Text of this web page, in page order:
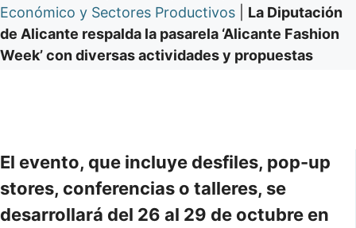
Económico y Sectores Productivos
La Diputación
de Alicante respalda la pasarela ‘Alicante Fashion
Week’ con diversas actividades y propuestas
El evento, que incluye desfiles, pop-up
stores, conferencias o talleres, se
desarrollará del 26 al 29 de octubre en